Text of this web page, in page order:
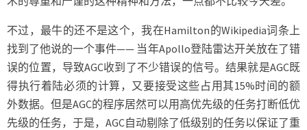
不过，最牛的还不是这个，我在Hamilton的Wikipedia词条上
找到了他说的一个事件—— 当年Apollo登陆雷达开关放在了错
误的位置，导致AGC收到了不少错误的信号。结果就是AGC既
得执行着陆必须的计算，又要接受这些占用其15%时间的额
外数据。但是AGC的程序居然可以用高优先级的任务打断低优
先级的任务，于是，AGC自动剔除了低级别的任务以保证了重